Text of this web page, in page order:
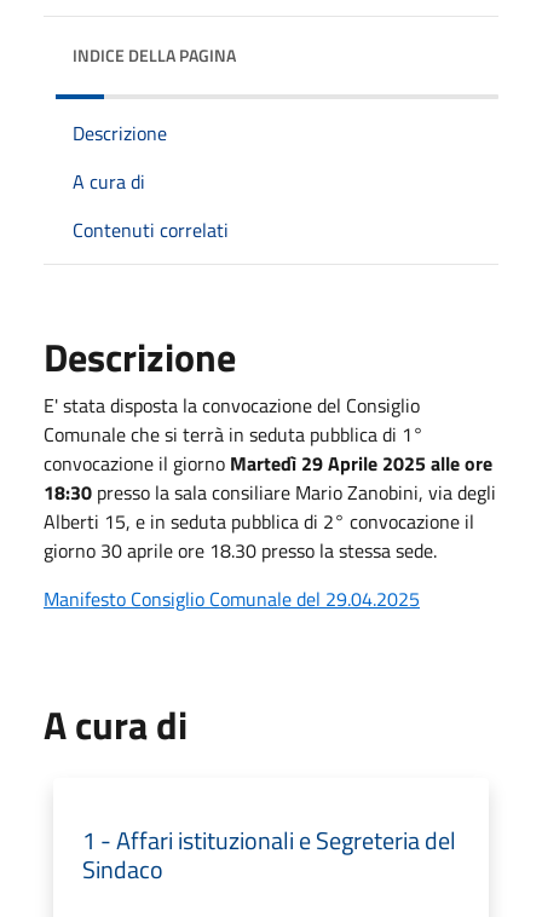
INDICE DELLA PAGINA
Descrizione
A cura di
Contenuti correlati
Descrizione
E' stata disposta la convocazione del Consiglio
Comunale che si terrà in seduta pubblica di 1°
convocazione il giorno Martedì 29 Aprile 2025 alle ore
18:30 presso la sala consiliare Mario Zanobini, via degli
Alberti 15, e in seduta pubblica di 2° convocazione il
giorno 30 aprile ore 18.30 presso la stessa sede.
Manifesto Consiglio Comunale del 29.04.2025
A cura di
1 - Affari istituzionali e Segreteria del
Sindaco